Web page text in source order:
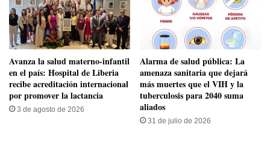
Avanza la salud materno-infantil
en el país: Hospital de Liberia
recibe acreditación internacional
por promover la lactancia
3 de agosto de 2026
​Alarma de salud pública: La
amenaza sanitaria que dejará
más muertes que el VIH y la
tuberculosis para 2040 suma
aliados
31 de julio de 2026